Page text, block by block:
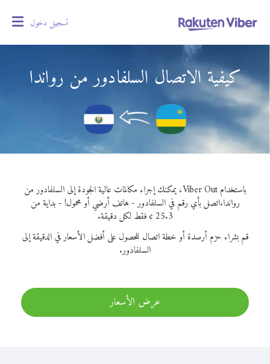
تسجيل دخول
كيفية الاتصال السلفادور من رواندا
باستخدام Viber Out، يمكنك إجراء مكالمات عالية الجودة إلى السلفادور من
رواندا.اتصل بأي رقم في السلفادور - هاتف أرضي أو محمول! - بداية من
25.3 ¢ فقط لكل دقيقة.
قم بشراء حزم أرصدة أو خطة اتصال للحصول على أفضل الأسعار في الدقيقة إلى
السلفادور.
عرض الأسعار